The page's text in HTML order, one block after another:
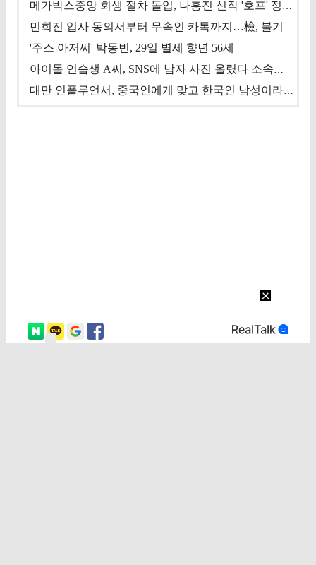
메가박스중앙 회생 절차 돌입, 나홍진 신작 '호프' 정상 개봉에 쏠린 시선 [상반기 결산 기획]
민희진 입사 동의서부터 무속인 카톡까지…檢, 불기소 처분 근거들 [이슈&톡]
'주스 아저씨' 박동빈, 29일 별세 향년 56세
아이돌 연습생 A씨, SNS에 남자 사진 올렸다 소속사 퇴출
대만 인플루언서, 중국인에게 맞고 한국인 남성이라 진술 '후폭풍'